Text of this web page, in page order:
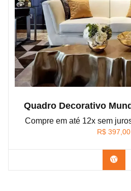
Quadro Decorativo
Compre em até 12x sem
R$ 397,00